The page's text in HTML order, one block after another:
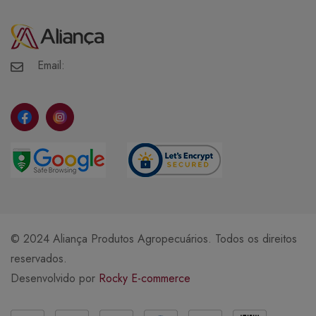
Minha Conta
Meus Pedidos
Meus Favoritos
Email:
© 2024 Aliança Produtos Agropecuários. Todos os direitos
reservados.
Desenvolvido por Rocky E-commerce
Métodos de Pagamento